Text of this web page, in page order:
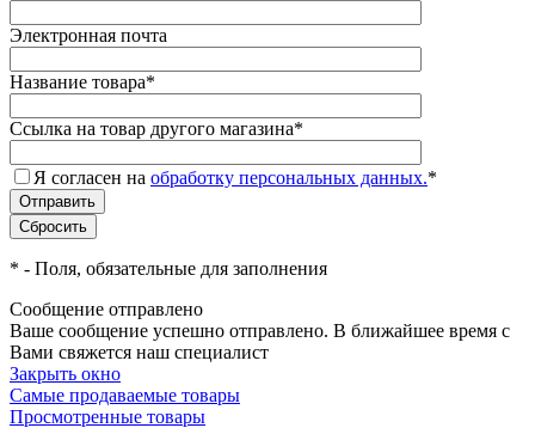
Электронная почта
Название товара*
Ссылка на товар другого магазина*
Я согласен на обработку персональных данных.*
* - Поля, обязательные для заполнения
Сообщение отправлено
Ваше сообщение успешно отправлено. В ближайшее время с
Вами свяжется наш специалист
Закрыть окно
Самые продаваемые товары
Просмотренные товары